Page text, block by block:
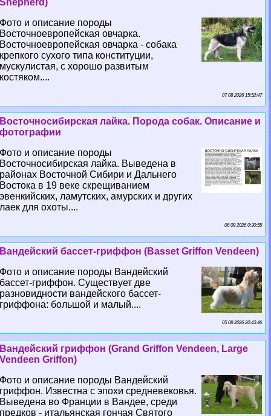
Shepherd)
Фото и описание породы
Восточноевропейская овчарка.
Восточноевропейская овчарка - собака
крепкого сухого типа конституции,
мускулистая, с хорошо развитым
костяком....
07 08 2026 15:52:47
Восточносибирская лайка. Порода собак. Описание и
фотографии
Фото и описание породы
Восточносибирская лайка. Выведена в
районах Восточной Сибири и Дальнего
Востока в 19 веке скрещиванием
эвенкийских, ламутских, амурских и других
лаек для охоты....
06 08 2026 0:30:55
Вандейский бассет-гриффон (Basset Griffon Vendeen)
Фото и описание породы Вандейский
бассет-гриффон. Существует две
разновидности вандейского бассет-
гриффона: большой и малый....
05 08 2026 20:43:46
Вандейский гриффон (Grand Griffon Vendeen, Large
Vendeen Griffon)
Фото и описание породы Вандейский
гриффон. Известна с эпохи средневековья.
Выведена во Франции в Вандее, среди
предков - итальянская гончая Святого